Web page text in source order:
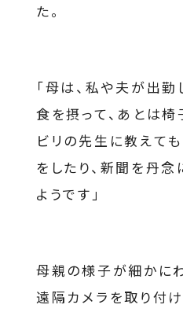
た。
「母は、私や夫が出勤
食を摂って、あとは椅
ビリの先生に教えて
をしたり、新聞を丹
ようです」
母親の様子が細かに
遠隔カメラを取り付